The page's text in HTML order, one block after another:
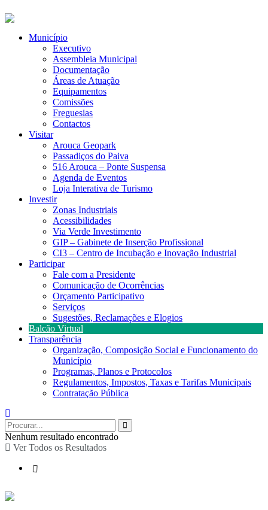
Município
Executivo
Assembleia Municipal
Documentação
Áreas de Atuação
Equipamentos
Comissões
Freguesias
Contactos
Visitar
Arouca Geopark
Passadiços do Paiva
516 Arouca – Ponte Suspensa
Agenda de Eventos
Loja Interativa de Turismo
Investir
Zonas Industriais
Acessibilidades
Via Verde Investimento
GIP – Gabinete de Inserção Profissional
CI3 – Centro de Incubação e Inovação Industrial
Participar
Fale com a Presidente
Comunicação de Ocorrências
Orçamento Participativo
Serviços
Sugestões, Reclamações e Elogios
Balcão Virtual
Transparência
Organização, Composição Social e Funcionamento do
Município
Programas, Planos e Protocolos
Regulamentos, Impostos, Taxas e Tarifas Municipais
Contratação Pública
Nenhum resultado encontrado
Ver Todos os Resultados